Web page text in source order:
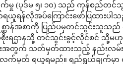
မှု (ပုဒ်မ ၅၊ ၁၀) သည် ကုန်စည်တ
ရန်လိုအပ်ကြောင်းဖော်ပြထားပါသ
န်အစာကို ပြည်ပမှတင်သွင်းသူသည် တ
ရဌာနသို့ တင်သွင်းခွင့်လိုင်စင် သို့မဟုတ်
းအတွက် သတ်မှတ်ထားသည့် နည်းလမ်း
မှတ် ရယူရမည်။ ရည်ရွယ်ချက်မှာ တိရစ္